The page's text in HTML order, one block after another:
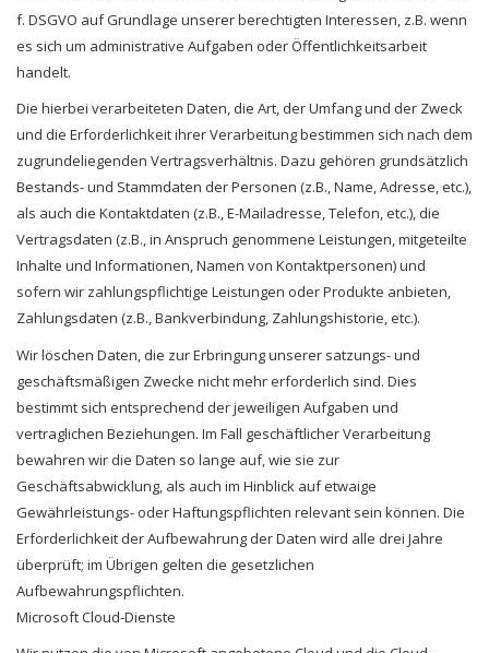
f. DSGVO auf Grundlage unserer berechtigten Interessen, z.B. wenn
es sich um administrative Aufgaben oder Öffentlichkeitsarbeit
handelt.
Die hierbei verarbeiteten Daten, die Art, der Umfang und der Zweck
und die Erforderlichkeit ihrer Verarbeitung bestimmen sich nach dem
zugrundeliegenden Vertragsverhältnis. Dazu gehören grundsätzlich
Bestands- und Stammdaten der Personen (z.B., Name, Adresse, etc.),
als auch die Kontaktdaten (z.B., E-Mailadresse, Telefon, etc.), die
Vertragsdaten (z.B., in Anspruch genommene Leistungen, mitgeteilte
Inhalte und Informationen, Namen von Kontaktpersonen) und
sofern wir zahlungspflichtige Leistungen oder Produkte anbieten,
Zahlungsdaten (z.B., Bankverbindung, Zahlungshistorie, etc.).
Wir löschen Daten, die zur Erbringung unserer satzungs- und
geschäftsmäßigen Zwecke nicht mehr erforderlich sind. Dies
bestimmt sich entsprechend der jeweiligen Aufgaben und
vertraglichen Beziehungen. Im Fall geschäftlicher Verarbeitung
bewahren wir die Daten so lange auf, wie sie zur
Geschäftsabwicklung, als auch im Hinblick auf etwaige
Gewährleistungs- oder Haftungspflichten relevant sein können. Die
Erforderlichkeit der Aufbewahrung der Daten wird alle drei Jahre
überprüft; im Übrigen gelten die gesetzlichen
Aufbewahrungspflichten.
Microsoft Cloud-Dienste